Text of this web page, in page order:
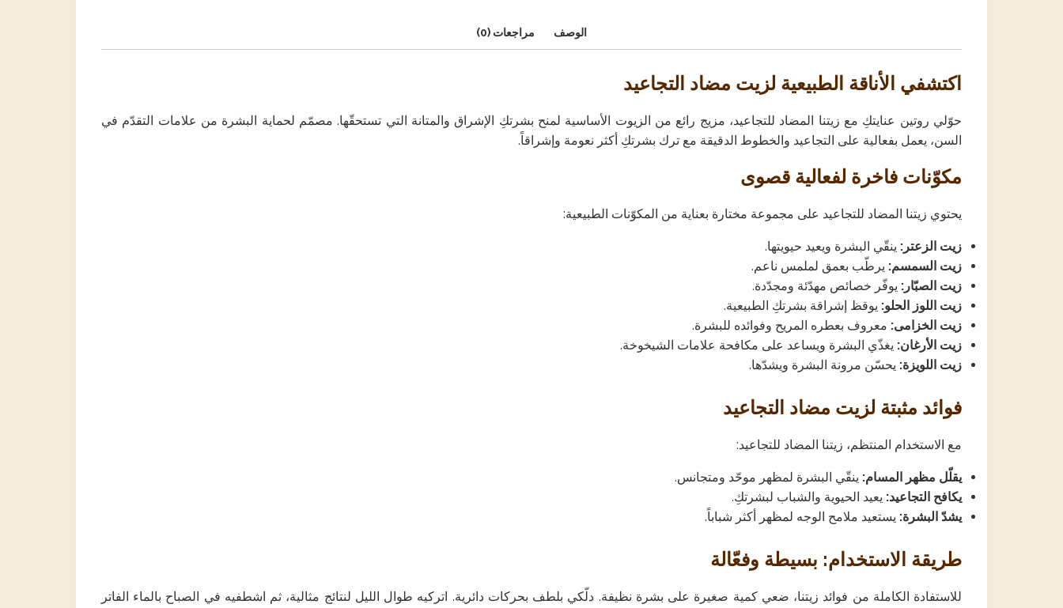
الوصف مراجعات (0)
اكتشفي الأناقة الطبيعية لزيت مضاد التجاعيد
حوّلي روتين عنايتكِ مع زيتنا المضاد للتجاعيد، مزيج رائع من الزيوت الأساسية لمنح بشرتكِ الإشراق والمتانة التي تستحقّها. مصمّم لحماية البشرة من علامات التقدّم في
السن، يعمل بفعالية على التجاعيد والخطوط الدقيقة مع ترك بشرتكِ أكثر نعومة وإشراقاً.
مكوّنات فاخرة لفعالية قصوى
يحتوي زيتنا المضاد للتجاعيد على مجموعة مختارة بعناية من المكوّنات الطبيعية:
زيت الزعتر: ينقّي البشرة ويعيد حيويتها.
زيت السمسم: يرطّب بعمق لملمس ناعم.
زيت الصبّار: يوفّر خصائص مهدّئة ومجدّدة.
زيت اللوز الحلو: يوقظ إشراقة بشرتكِ الطبيعية.
زيت الخزامى: معروف بعطره المريح وفوائده للبشرة.
زيت الأرغان: يغذّي البشرة ويساعد على مكافحة علامات الشيخوخة.
زيت اللويزة: يحسّن مرونة البشرة ويشدّها.
فوائد مثبتة لزيت مضاد التجاعيد
مع الاستخدام المنتظم، زيتنا المضاد للتجاعيد:
يقلّل مظهر المسام: ينقّي البشرة لمظهر موحّد ومتجانس.
يكافح التجاعيد: يعيد الحيوية والشباب لبشرتكِ.
يشدّ البشرة: يستعيد ملامح الوجه لمظهر أكثر شباباً.
طريقة الاستخدام: بسيطة وفعّالة
للاستفادة الكاملة من فوائد زيتنا، ضعي كمية صغيرة على بشرة نظيفة. دلّكي بلطف بحركات دائرية. اتركيه طوال الليل لنتائج مثالية، ثم اشطفيه في الصباح بالماء الفاتر